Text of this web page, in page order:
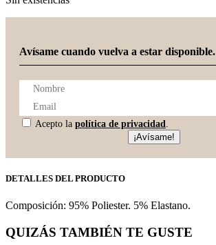
Avísame cuando vuelva a estar disponible.
Acepto la política de privacidad.
¡Avísame!
DETALLES DEL PRODUCTO
Composición: 95% Poliester. 5% Elastano.
QUIZÁS TAMBIÉN TE GUSTE